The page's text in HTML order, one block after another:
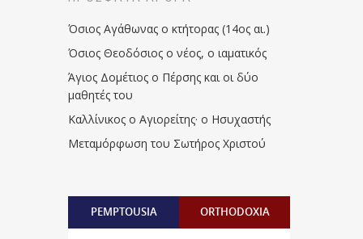
Όσιος Αγάθωνας ο κτήτορας (14ος αι.)
Όσιος Θεοδόσιος ο νέος, ο ιαματικός
Άγιος Δομέτιος ο Πέρσης και οι δύο
μαθητές του
Καλλίνικος ο Αγιορείτης · ο Ησυχαστής
Μεταμόρφωση του Σωτήρος Χριστού
PEMPTOUSIA ORTHODOXIA